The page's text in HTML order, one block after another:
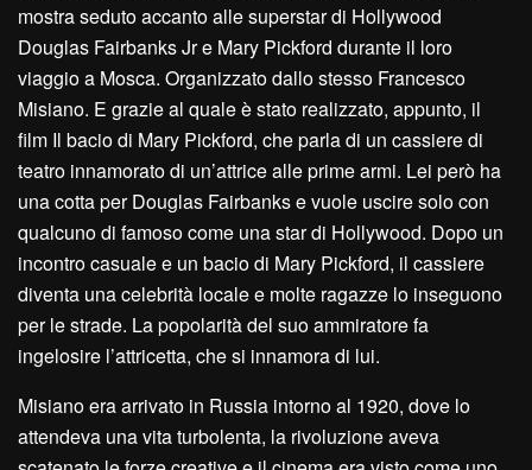
mostra seduto accanto alle superstar di Hollywood
Douglas Fairbanks Jr e Mary Pickford durante il loro
viaggio a Mosca. Organizzato dallo stesso Francesco
Misiano. E grazie al quale è stato realizzato, appunto, il
film Il bacio di Mary Pickford, che parla di un cassiere di
teatro innamorato di un’attrice alle prime armi. Lei però ha
una cotta per Douglas Fairbanks e vuole uscire solo con
qualcuno di famoso come una star di Hollywood. Dopo un
incontro casuale e un bacio di Mary Pickford, il cassiere
diventa una celebrità locale e molte ragazze lo inseguono
per le strade. La popolarità del suo ammiratore fa
ingelosire l’attricetta, che si innamora di lui.
Misiano era arrivato in Russia intorno al 1920, dove lo
attendeva una vita turbolenta, la rivoluzione aveva